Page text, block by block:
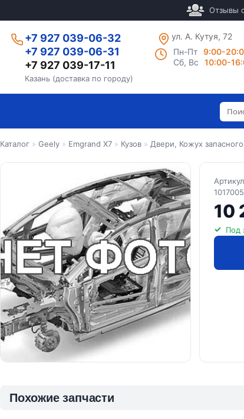
Отзывы
+7 927 039-06-32
+7 927 039-06-31
+7 927 039-17-11
Казань (доставка по городу)
ул. А. Кутуя, 72
Пн-Пт
9:00-
Сб, Вс
10:00-
Каталог » Geely » Emgrand X7 » Кузов » Двери, Кожух
10
Под
Похожие запчасти